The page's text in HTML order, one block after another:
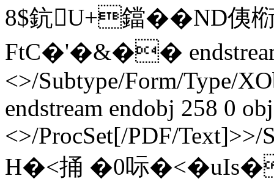
8$鈧U+鐺��ND侇
FtC�'�&�� endstream
<>/Subtype/Form/Type/
endstream endobj 258 0 obj
<>/ProcSet[/PDF/Text]>>/
H�<捅 �0呩